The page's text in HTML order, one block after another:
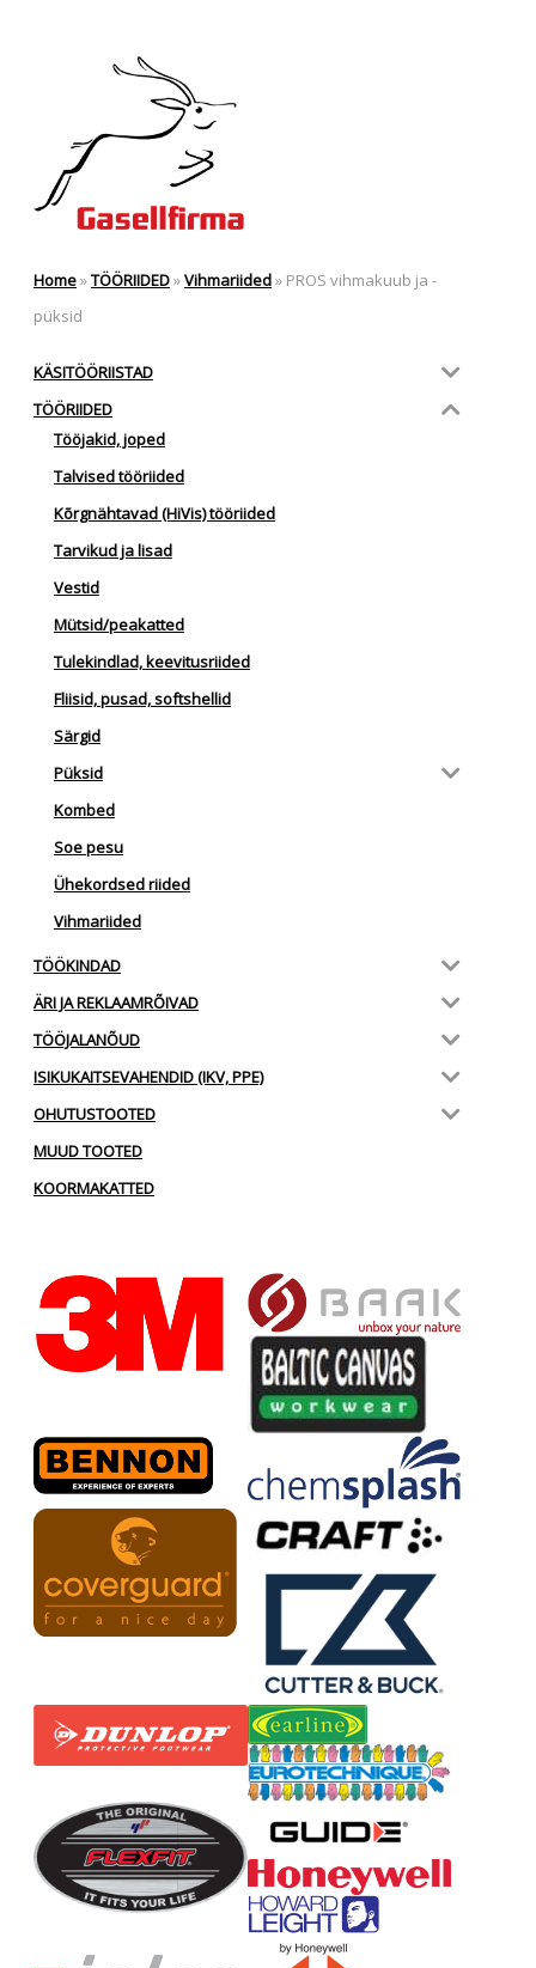
Home»TÖÖRIIDED»Vihmariided» PROS vihmakuub ja -
püksid
KÄSITÖÖRIISTAD
TÖÖRIIDED
Tööjakid, joped
Talvised tööriided
Kõrgnähtavad (HiVis) tööriided
Tarvikud ja lisad
Vestid
Mütsid/peakatted
Tulekindlad, keevitusriided
Fliisid, pusad, softshellid
Särgid
Püksid
Kombed
Soe pesu
Ühekordsed riided
Vihmariided
TÖÖKINDAD
ÄRI JA REKLAAMRÕIVAD
TÖÖJALANÕUD
ISIKUKAITSEVAHENDID (IKV, PPE)
OHUTUSTOOTED
MUUD TOOTED
KOORMAKATTED